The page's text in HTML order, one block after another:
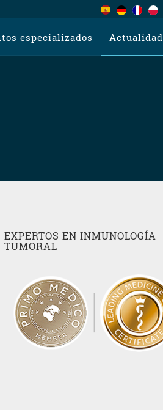
especializados Actualidad
EXPERTOS EN INMUNOLOGÍA
TUMORAL